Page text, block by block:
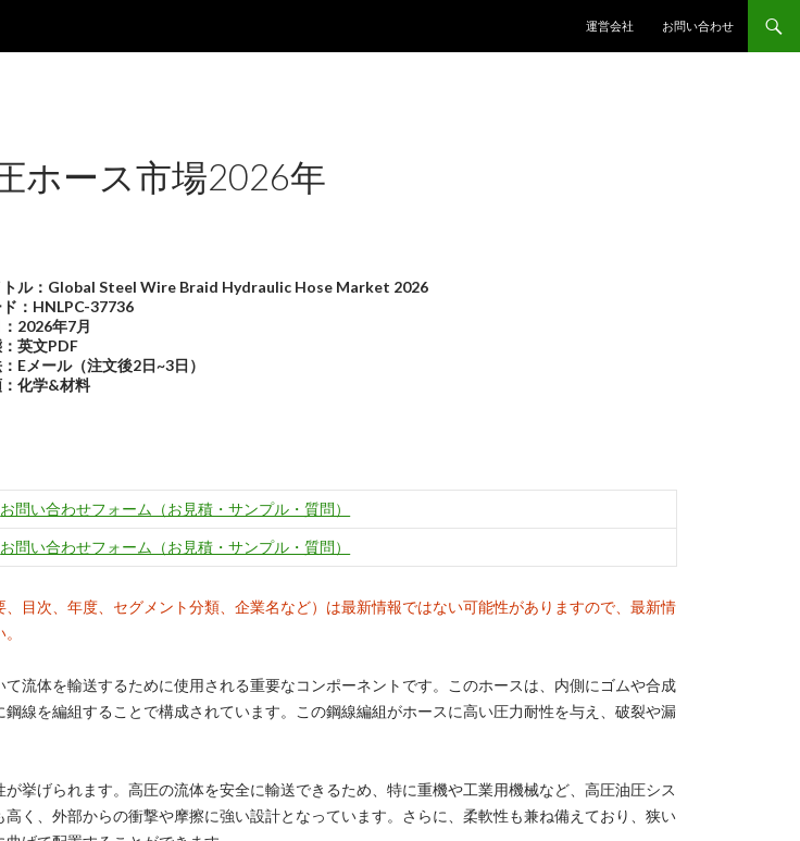
運営会社
お問い合わせ
ホース市場2026年
トル：Global Steel Wire Braid Hydraulic Hose Market 2026
ド：HNLPC-37736
：2026年7月
：英文PDF
Eメール（注文後2日~3日）
：化学&材料
お問い合わせフォーム（お見積・サンプル・質問）
お問い合わせフォーム（お見積・サンプル・質問）
目次、年度、セグメント分類、企業名など）は最新情報ではない可能性がありますので、最新情
流体を輸送するために使用される重要なコンポーネントです。このホースは、内側にゴムや合成
線を編組することで構成されています。この鋼線編組がホースに高い圧力耐性を与え、破裂や漏
挙げられます。高圧の流体を安全に輸送できるため、特に重機や工業用機械など、高圧油圧シス
く、外部からの衝撃や摩擦に強い設計となっています。さらに、柔軟性も兼ね備えており、狭い